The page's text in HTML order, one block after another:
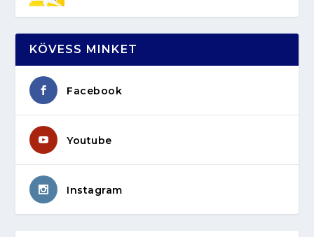
KÖVESS MINKET
Facebook
Youtube
Instagram